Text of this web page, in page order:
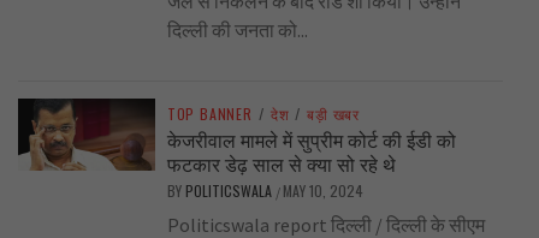
दिल्ली की जनता को...
TOP BANNER / देश / बड़ी खबर
केजरीवाल मामले में सुप्रीम कोर्ट की ईडी को
फटकार डेढ़ साल से क्या सो रहे थे
BY POLITICSWALA / MAY 10, 2024
Politicswala report दिल्ली / दिल्ली के सीएम